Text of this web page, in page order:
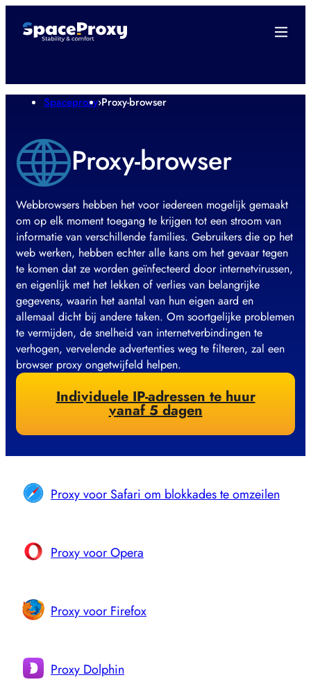
Spaceproxy›Proxy-browser
Proxy-browser
Webbrowsers hebben het voor iedereen mogelijk gemaakt
om op elk moment toegang te krijgen tot een stroom van
informatie van verschillende families. Gebruikers die op het
web werken, hebben echter alle kans om het gevaar tegen
te komen dat ze worden geïnfecteerd door internetvirussen,
en eigenlijk met het lekken of verlies van belangrijke
gegevens, waarin het aantal van hun eigen aard en
allemaal dicht bij andere taken. Om soortgelijke problemen
te vermijden, de snelheid van internetverbindingen te
verhogen, vervelende advertenties weg te filteren, zal een
browser proxy ongetwijfeld helpen.
Individuele IP-adressen te huur
vanaf 5 dagen
Proxy voor Safari om blokkades te omzeilen
Proxy voor Opera
Proxy voor Firefox
Proxy Dolphin